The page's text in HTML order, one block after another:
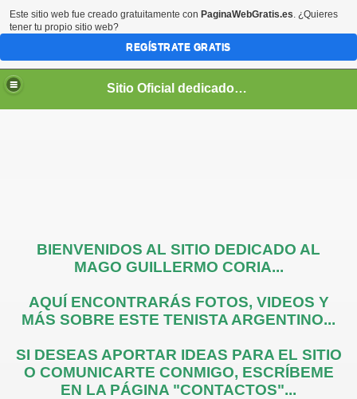
Sitio Oficial dedicado al Mago Coria
BIENVENIDOS AL SITIO DEDICADO AL
MAGO GUILLERMO CORIA...
AQUÍ ENCONTRARÁS FOTOS, VIDEOS Y
MÁS SOBRE ESTE TENISTA ARGENTINO...
SI DESEAS APORTAR IDEAS PARA EL SITIO
O COMUNICARTE CONMIGO, ESCRÍBEME
EN LA PÁGINA "CONTACTOS"...
Este sitio web fue creado gratuitamente con PaginaWebGratis.es. ¿Quieres
tener tu propio sitio web?
REGÍSTRATE GRATIS